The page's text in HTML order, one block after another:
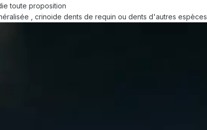
toute proposition
, crinoide dents de requin ou dents d'autres espèces